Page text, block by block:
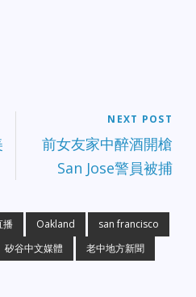
NEXT POST
前女友家中醉酒開槍
San Jose警員被捕
播 Oakland
san francisco
矽谷中文媒體
老中地方新聞